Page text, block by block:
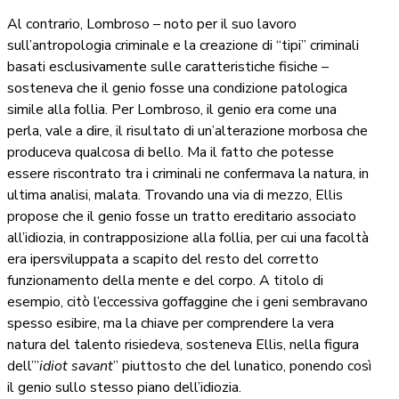
Al contrario, Lombroso – noto per il suo lavoro
sull’antropologia criminale e la creazione di “tipi” criminali
basati esclusivamente sulle caratteristiche fisiche –
sosteneva che il genio fosse una condizione patologica
simile alla follia. Per Lombroso, il genio era come una
perla, vale a dire, il risultato di un’alterazione morbosa che
produceva qualcosa di bello. Ma il fatto che potesse
essere riscontrato tra i criminali ne confermava la natura, in
ultima analisi, malata. Trovando una via di mezzo, Ellis
propose che il genio fosse un tratto ereditario associato
all’idiozia, in contrapposizione alla follia, per cui una facoltà
era ipersviluppata a scapito del resto del corretto
funzionamento della mente e del corpo. A titolo di
esempio, citò l’eccessiva goffaggine che i geni sembravano
spesso esibire, ma la chiave per comprendere la vera
natura del talento risiedeva, sosteneva Ellis, nella figura
dell’”idiot savant” piuttosto che del lunatico, ponendo così
il genio sullo stesso piano dell’idiozia.